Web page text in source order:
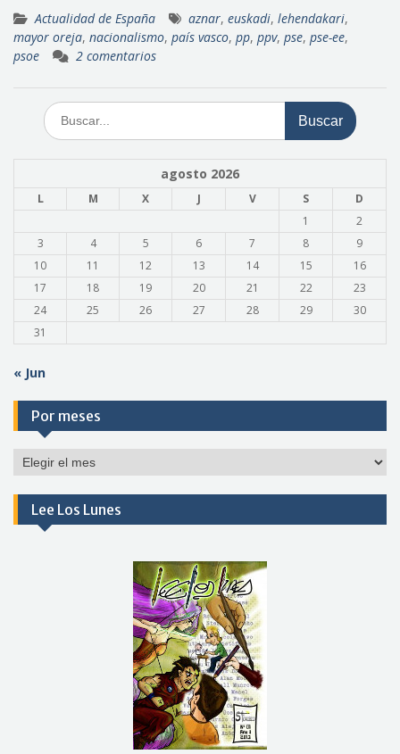
Actualidad de España aznar, euskadi, lehendakari,
mayor oreja, nacionalismo, país vasco, pp, ppv, pse, pse-ee,
psoe
2 comentarios
Buscar:
agosto 2026
L M X J V S
D
1
2
3
4 5 6 7 8
9
10
11 12 13 14 15
16
17
18 19 20 21 22
23
24
25 26 27 28 29
30
31
« Jun
Por meses
Por
Lee Los Lunes